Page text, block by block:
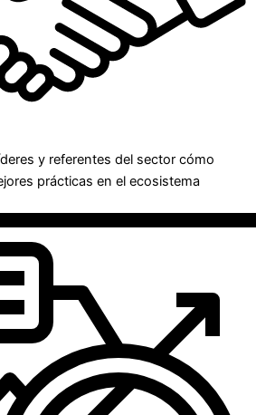
y referentes del sector cómo
prácticas en el ecosistema